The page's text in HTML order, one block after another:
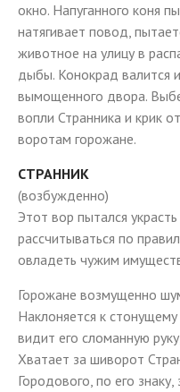
окно. Напуганного коня
натягивает повод,
животное на улицу в
дыбы. Конокрад валится
вымощенного двора.
вопли Странника и крик
воротам горожане.
СТРАННИК
(возбужденно)
Этот вор пытался
рассчитываться по
овладеть чужим
Горожане возмущенно
Наклоняется к
видит его сломанную
Хватает за шиворот
Городового, по его